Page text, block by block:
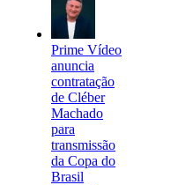
Prime Vídeo
anuncia
contratação
de Cléber
Machado
para
transmissão
da Copa do
Brasil